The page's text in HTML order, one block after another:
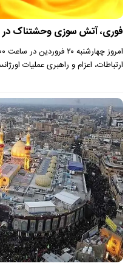
فوری، آتش سوزی وحشتناک در
ارتباطات، اعزام و راهبری عملیات